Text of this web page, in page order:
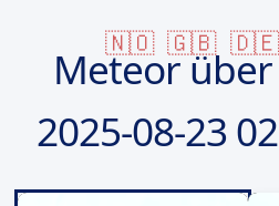
🇳🇴 🇬🇧 🇩🇪
Meteor
2025-08-23